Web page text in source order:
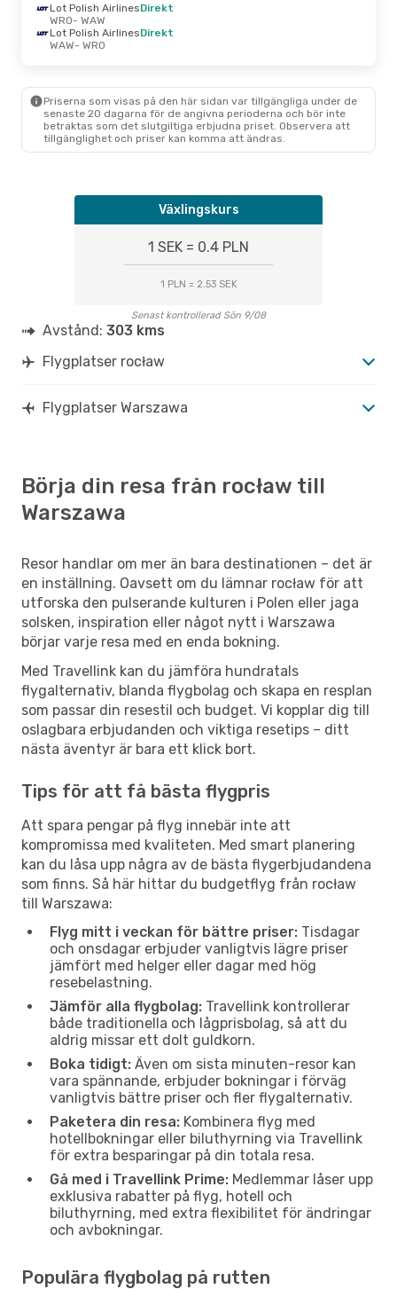
Lot Polish AirlinesDirekt
WRO- WAW
Lot Polish AirlinesDirekt
WAW- WRO
Priserna som visas på den här sidan var tillgängliga under de
senaste 20 dagarna för de angivna perioderna och bör inte
betraktas som det slutgiltiga erbjudna priset. Observera att
tillgänglighet och priser kan komma att ändras.
Växlingskurs
1 SEK = 0.4 PLN
1 PLN = 2.53 SEK
Senast kontrollerad Sön 9/08
Avstånd: 303 kms
Flygplatser rocław
Flygplatser Warszawa
Börja din resa från rocław till
Warszawa
Resor handlar om mer än bara destinationen – det är
en inställning. Oavsett om du lämnar rocław för att
utforska den pulserande kulturen i Polen eller jaga
solsken, inspiration eller något nytt i Warszawa
börjar varje resa med en enda bokning.
Med Travellink kan du jämföra hundratals
flygalternativ, blanda flygbolag och skapa en resplan
som passar din resestil och budget. Vi kopplar dig till
oslagbara erbjudanden och viktiga resetips – ditt
nästa äventyr är bara ett klick bort.
Tips för att få bästa flygpris
Att spara pengar på flyg innebär inte att
kompromissa med kvaliteten. Med smart planering
kan du låsa upp några av de bästa flygerbjudandena
som finns. Så här hittar du budgetflyg från rocław
till Warszawa:
Flyg mitt i veckan för bättre priser: Tisdagar
och onsdagar erbjuder vanligtvis lägre priser
jämfört med helger eller dagar med hög
resebelastning.
Jämför alla flygbolag: Travellink kontrollerar
både traditionella och lågprisbolag, så att du
aldrig missar ett dolt guldkorn.
Boka tidigt: Även om sista minuten-resor kan
vara spännande, erbjuder bokningar i förväg
vanligtvis bättre priser och fler flygalternativ.
Paketera din resa: Kombinera flyg med
hotellbokningar eller biluthyrning via Travellink
för extra besparingar på din totala resa.
Gå med i Travellink Prime: Medlemmar låser upp
exklusiva rabatter på flyg, hotell och
biluthyrning, med extra flexibilitet för ändringar
och avbokningar.
Populära flygbolag på rutten